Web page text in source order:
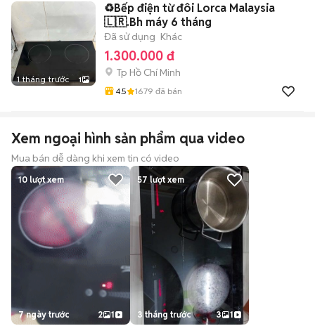
1 tháng trước 1
♻️Bếp điện từ đôi Lorca Malaysia
🇱🇷.Bh máy 6 tháng
Đã sử dụng Khác
1.300.000 đ
Tp Hồ Chí Minh
4.5 1679 đã bán
Xem ngoại hình sản phẩm qua video
Mua bán dễ dàng khi xem tin có video
10 lượt xem
7 ngày trước 2 1
57 lượt xem
3 tháng trước 3 1